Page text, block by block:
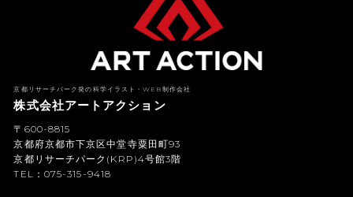
京都リサーチパーク発の科学イラスト・WEB制作会社
株式会社アートアクション
〒600-8815
京都府京都市下京区中堂寺粟田町93
京都リサーチパーク(KRP)4号館3階
TEL：075-315-9418